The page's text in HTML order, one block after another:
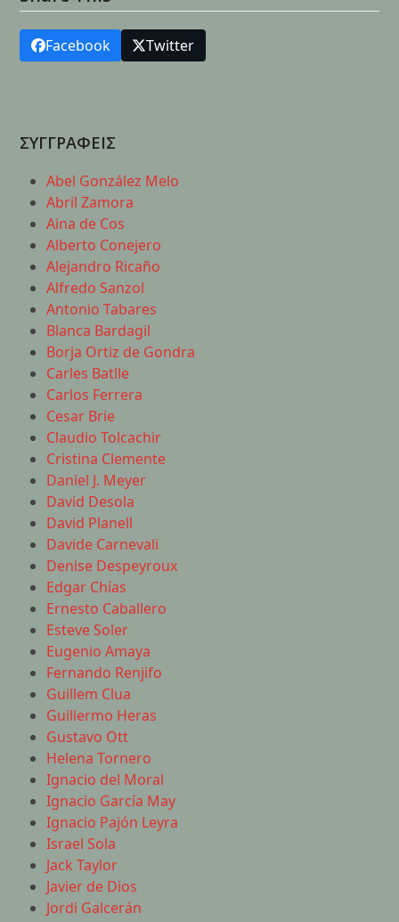
Facebook Twitter
ΣΥΓΓΡΑΦΕΙΣ
Abel González Melo
Abril Zamora
Aina de Cos
Alberto Conejero
Alejandro Ricaño
Alfredo Sanzol
Antonio Tabares
Blanca Bardagil
Borja Ortiz de Gondra
Carles Batlle
Carlos Ferrera
Cesar Brie
Claudio Tolcachir
Cristina Clemente
Daniel J. Meyer
David Desola
David Planell
Davide Carnevali
Denise Despeyroux
Edgar Chías
Ernesto Caballero
Esteve Soler
Eugenio Amaya
Fernando Renjifo
Guillem Clua
Guillermo Heras
Gustavo Ott
Helena Tornero
Ignacio del Moral
Ignacio García May
Ignacio Pajón Leyra
Israel Sola
Jack Taylor
Javier de Dios
Jordi Galcerán